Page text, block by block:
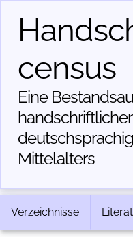
census
Eine
Mittelalters
Verzeichnisse